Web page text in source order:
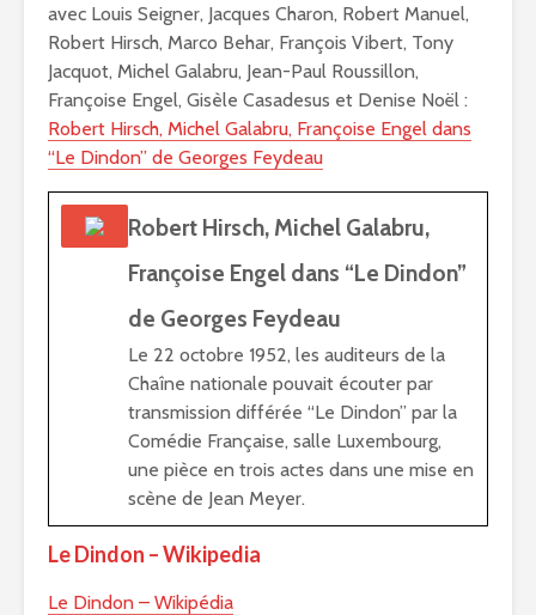
avec Louis Seigner, Jacques Charon, Robert Manuel,
Robert Hirsch, Marco Behar, François Vibert, Tony
Jacquot, Michel Galabru, Jean-Paul Roussillon,
Françoise Engel, Gisèle Casadesus et Denise Noël :
Robert Hirsch, Michel Galabru, Françoise Engel dans
“Le Dindon” de Georges Feydeau
Robert Hirsch, Michel Galabru,
Françoise Engel dans “Le Dindon”
de Georges Feydeau
Le 22 octobre 1952, les auditeurs de la
Chaîne nationale pouvait écouter par
transmission différée “Le Dindon” par la
Comédie Française, salle Luxembourg,
une pièce en trois actes dans une mise en
scène de Jean Meyer.
Le Dindon – Wikipedia
Le Dindon – Wikipédia